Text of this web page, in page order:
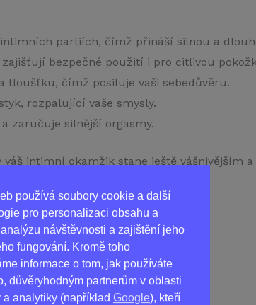
používá soubory cookie a další
pro personalizaci obsahu a
návštěvnosti a zajištění jeho
fungování. Kromě toho
informace o tom, jak používáte
důvěryhodným partnerům v oblasti
a analytiky (například Google), kteří
partiích, čímž přináší silnou a
bezpečné použití i pro citlivou
tloušťku, čímž posiluje vaši sebedůvěru.
rozpalující vaše smysly.
zaručuje silnější orgasmy.
intimní okamžik stane ještě vášnivějším
ideální i pro nejcitlivější.
rukou.
po aplikaci.